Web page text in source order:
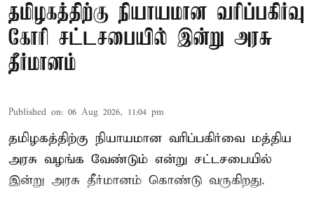
தமிழகத்திற்கு நியாயமான வரிப்பகிர்வு
கோரி சட்டசபையில் இன்று அரசு
தீர்மானம்
Published on: 06 Aug 2026, 11:04 pm
தமிழகத்திற்கு நியாயமான வரிப்பகிர்வை மத்திய
அரசு வழங்க வேண்டும் என்று சட்டசபையில்
இன்று அரசு தீர்மானம் கொண்டு வருகிறது.